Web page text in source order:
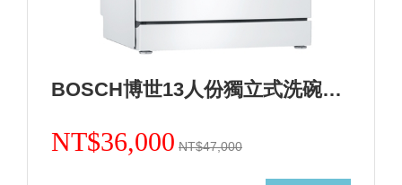
BOSCH博世13人份獨立式洗碗機 德國製造 SMS4HAW00X+基本安裝 (加Line ID:@ye888)
NT$36,000 NT$47,000